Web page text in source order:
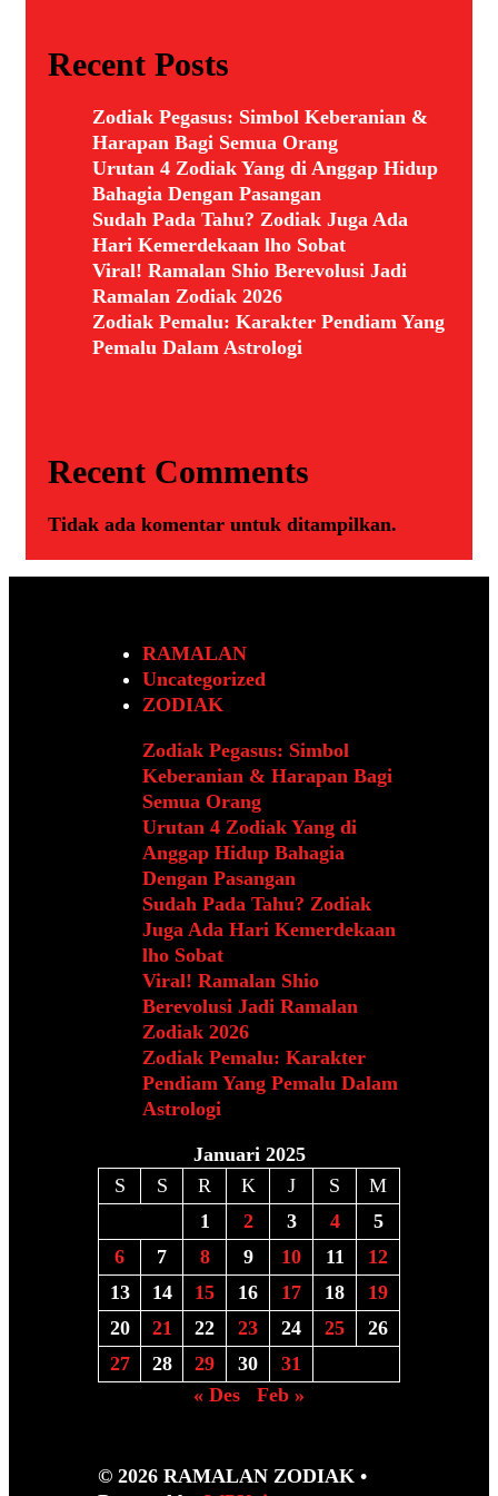
Recent Posts
Zodiak Pegasus: Simbol Keberanian &
Harapan Bagi Semua Orang
Urutan 4 Zodiak Yang di Anggap Hidup
Bahagia Dengan Pasangan
Sudah Pada Tahu? Zodiak Juga Ada
Hari Kemerdekaan lho Sobat
Viral! Ramalan Shio Berevolusi Jadi
Ramalan Zodiak 2026
Zodiak Pemalu: Karakter Pendiam Yang
Pemalu Dalam Astrologi
Recent Comments
Tidak ada komentar untuk ditampilkan.
RAMALAN
Uncategorized
ZODIAK
Zodiak Pegasus: Simbol
Keberanian & Harapan Bagi
Semua Orang
Urutan 4 Zodiak Yang di
Anggap Hidup Bahagia
Dengan Pasangan
Sudah Pada Tahu? Zodiak
Juga Ada Hari Kemerdekaan
lho Sobat
Viral! Ramalan Shio
Berevolusi Jadi Ramalan
Zodiak 2026
Zodiak Pemalu: Karakter
Pendiam Yang Pemalu Dalam
Astrologi
Januari 2025
S
S R K J S
M
1
2 3 4
5
6
7 8 9 10 11
12
13
14 15 16 17 18
19
20
21 22 23 24 25
26
27
28 29 30
31
« Des
Feb »
© 2026 RAMALAN ZODIAK •